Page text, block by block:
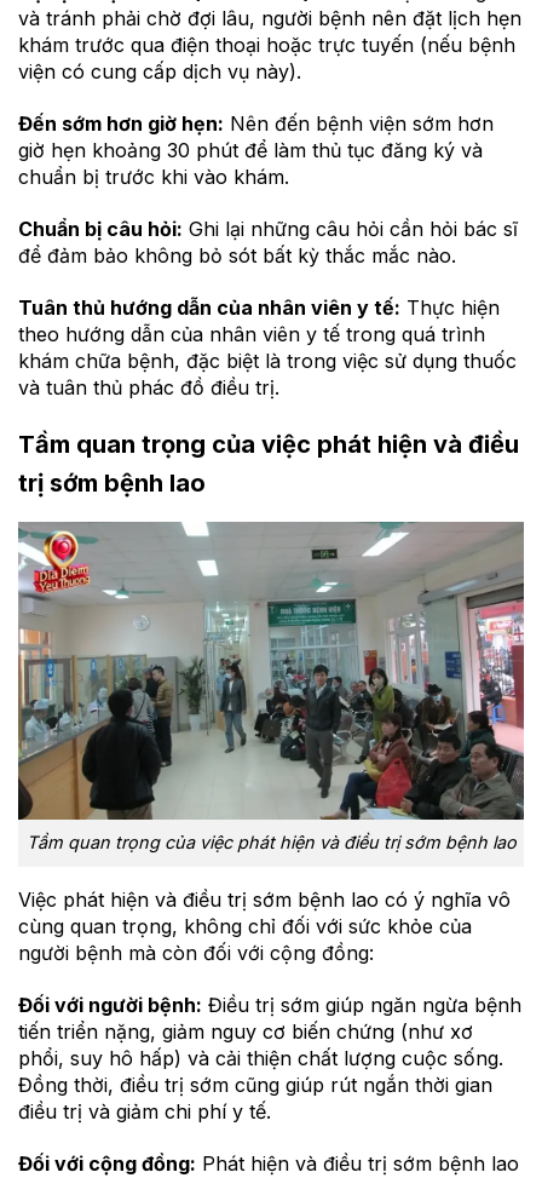
và tránh phải chờ đợi lâu, người bệnh nên đặt lịch hẹn
khám trước qua điện thoại hoặc trực tuyến (nếu bệnh
viện có cung cấp dịch vụ này).
Đến sớm hơn giờ hẹn: Nên đến bệnh viện sớm hơn
giờ hẹn khoảng 30 phút để làm thủ tục đăng ký và
chuẩn bị trước khi vào khám.
Chuẩn bị câu hỏi: Ghi lại những câu hỏi cần hỏi bác sĩ
để đảm bảo không bỏ sót bất kỳ thắc mắc nào.
Tuân thủ hướng dẫn của nhân viên y tế: Thực hiện
theo hướng dẫn của nhân viên y tế trong quá trình
khám chữa bệnh, đặc biệt là trong việc sử dụng thuốc
và tuân thủ phác đồ điều trị.
Tầm quan trọng của việc phát hiện và điều
trị sớm bệnh lao
Tầm quan trọng của việc phát hiện và điều trị sớm bệnh lao
Việc phát hiện và điều trị sớm bệnh lao có ý nghĩa vô
cùng quan trọng, không chỉ đối với sức khỏe của
người bệnh mà còn đối với cộng đồng:
Đối với người bệnh: Điều trị sớm giúp ngăn ngừa bệnh
tiến triển nặng, giảm nguy cơ biến chứng (như xơ
phổi, suy hô hấp) và cải thiện chất lượng cuộc sống.
Đồng thời, điều trị sớm cũng giúp rút ngắn thời gian
điều trị và giảm chi phí y tế.
Đối với cộng đồng: Phát hiện và điều trị sớm bệnh lao